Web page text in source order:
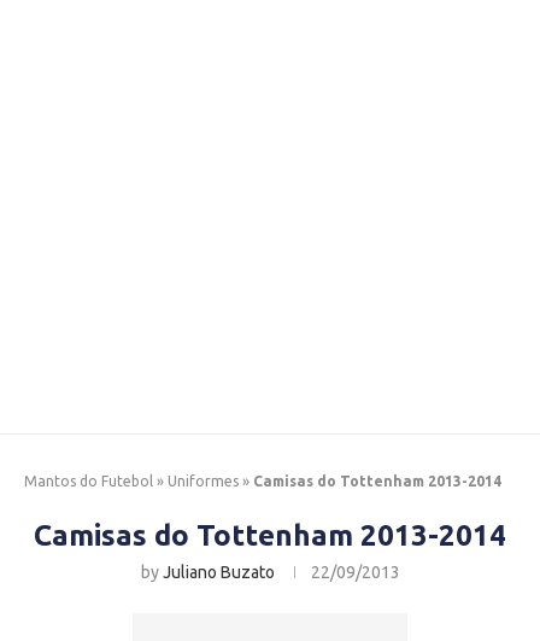
Mantos do Futebol » Uniformes » Camisas do Tottenham 2013-2014
Camisas do Tottenham 2013-2014
byJuliano Buzato 22/09/2013